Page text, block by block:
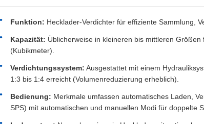
Funktion: Hecklader-Verdichter für effiziente Sammlung,
Kapazität: Üblicherweise in kleineren bis mittleren
(Kubikmeter).
Verdichtungssystem: Ausgestattet mit einem
1:3 bis 1:4 erreicht (Volumenreduzierung erheblich).
Bedienung: Merkmale umfassen automatisches Laden,
SPS) mit automatischen und manuellen Modi für doppelte